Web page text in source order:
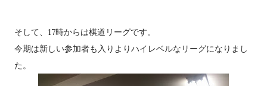
そして、17時からは棋道リーグです。
今期は新しい参加者も入りよりハイレベルなリーグになりまし
た。